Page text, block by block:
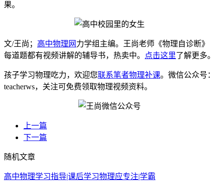
果。
文/王尚； 高中物理网 力学组主编。王尚老师《物理自诊断》
每道题都有视频讲解的辅导书，热卖中。
点击这里了解更多。
孩子学习物理吃力，欢迎您联系笔者物理补课。微信公众号：
teacherws，关注可免费领取物理视频资料。
上一篇
下一篇
随机文章
高中物理学习指导|课后学习物理应专注|学霸